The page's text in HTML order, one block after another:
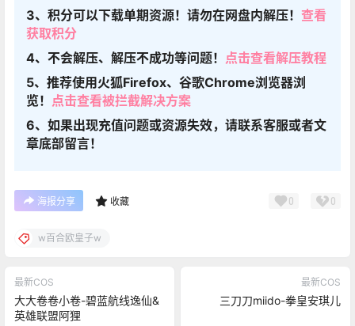
3、积分可以下载单期资源！请勿在网盘内解压！ 查看
获取积分
4、不会解压、解压不成功等问题！ 点击查看解压教程
5、推荐使用火狐Firefox、谷歌Chrome浏览器浏
览！ 点击查看被拦截解决方案
6、如果出现充值问题或资源失效，请联系客服或者文
章底部留言！
海报分享 收藏 0 0
w百合欧皇子w
最新COS
大大卷卷小卷-碧蓝航线逸仙&
英雄联盟阿狸
最新COS
三刀刀miido-拳皇安琪儿